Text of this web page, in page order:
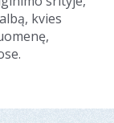
kvies